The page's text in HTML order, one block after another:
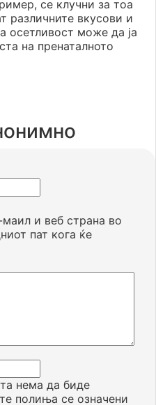
се клучни за тоа
различните вкусови и
осетливост може да ја
на пренаталното
нема да биде
полиња се означени
и веб страна во
пат кога ќе